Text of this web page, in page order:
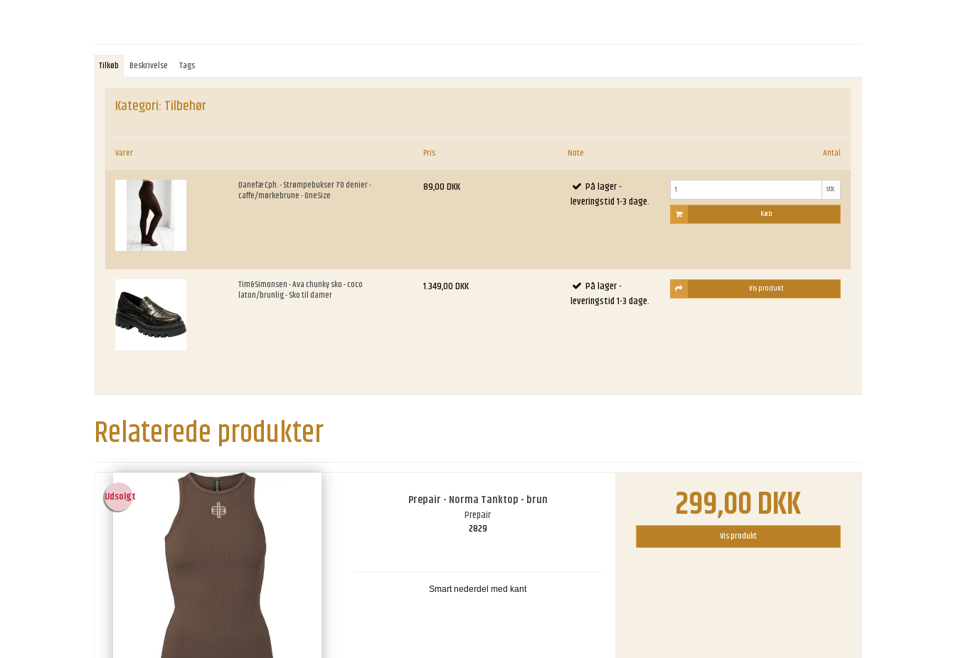
Tilkøb Beskrivelse Tags
Kategori: Tilbehør
Varer Pris Note Antal
Danefæ Cph. - Strømpebukser 70 denier -
caffe/mørkebrune - OneSize
89,00 DKK
På lager -
leveringstid 1-3 dage.
stk.
Køb
Tim&Simonsen - Ava chunky sko - coco
laton/brunlig - Sko til damer
1.349,00 DKK
På lager -
leveringstid 1-3 dage.
Vis produkt
Relaterede produkter
Udsolgt Prepair - Norma Tanktop - brun
Prepair
2829
Smart nederdel med kant
299,00 DKK
Vis produkt